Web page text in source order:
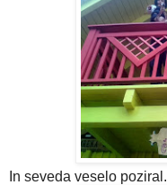
In seveda veselo poziral.